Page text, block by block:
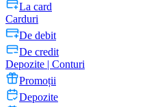
La card
Carduri
De debit
De credit
Depozite | Conturi
Promoții
Depozite